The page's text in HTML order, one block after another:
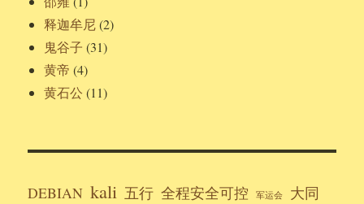
释迦牟尼(2)
鬼谷子 (31)
黄帝 (4)
黄石公 (11)
DEBIAN kali 五行 全程安全可控 军运会
大同